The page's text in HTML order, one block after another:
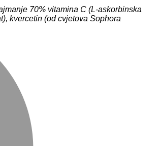
70% vitamina C (L-askorbinska
kvercetin (od cvjetova Sophora